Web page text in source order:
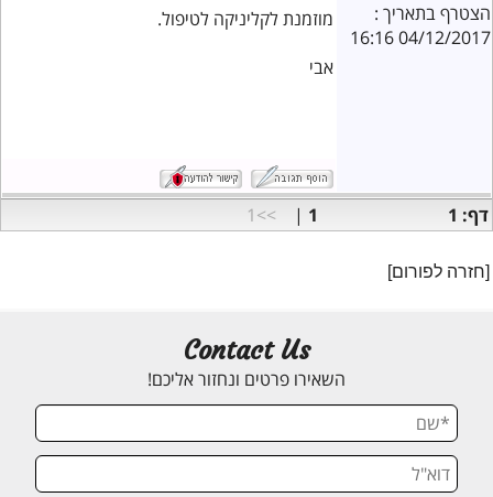
הצטרף בתאריך :
04/12/2017 16:16
מוזמנת לקליניקה לטיפול.
אבי
דף: 1 1
|
>>1
[חזרה לפורום]
Contact Us
השאירו פרטים ונחזור אליכם!